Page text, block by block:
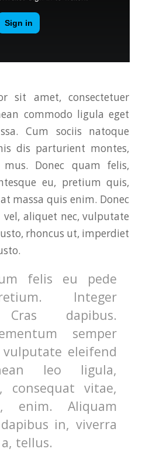
sit amet, consectetuer
commodo ligula eget
Cum sociis natoque
dis parturient montes,
Donec quam felis,
eu, pretium quis,
massa quis enim. Donec
aliquet nec, vulputate
rhoncus ut, imperdiet
felis eu pede
Integer
dapibus.
semper
vulputate eleifend
leo ligula,
consequat vitae,
enim. Aliquam
in, viverra
tellus.